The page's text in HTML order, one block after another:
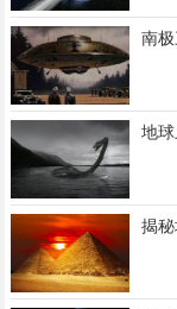
南
地
揭